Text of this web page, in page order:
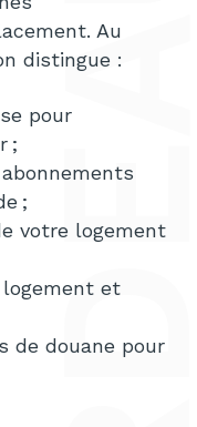
Au
distingue :
pour
;
;
votre logement
logement et
de douane pour